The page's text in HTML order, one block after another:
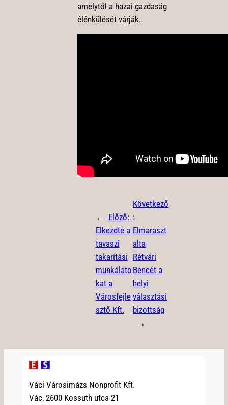
amelytől a hazai gazdaság
élénkülését várják.
← Előző:
Elkezdte a
tavaszi
takarítási
munkálato
kat a
Városfejle
sztő Kft.
Következő
:
Elmaraszt
alta
Rétvári
Bencét a
helyi
választási
bizottság
→
Váci Városimázs Nonprofit Kft.
Vác, 2600 Kossuth utca 21